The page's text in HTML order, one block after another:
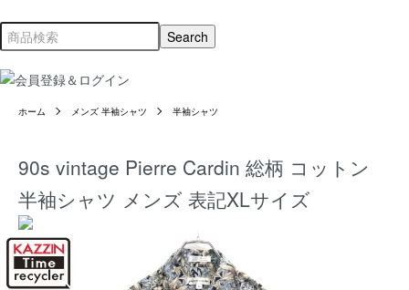
ホーム メンズ 半袖シャツ 半袖シャツ
90s vintage Pierre Cardin 総柄 コットン
半袖シャツ メンズ 表記XLサイズ